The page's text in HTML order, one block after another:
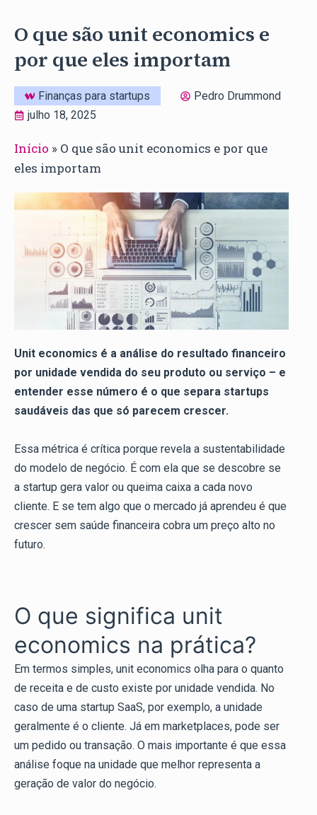
O que são unit economics e
por que eles importam
Finanças para startups
Pedro Drummond
julho 18, 2025
Início » O que são unit economics e por que
eles importam
Unit economics é a análise do resultado financeiro
por unidade vendida do seu produto ou serviço – e
entender esse número é o que separa startups
saudáveis das que só parecem crescer.
Essa métrica é crítica porque revela a sustentabilidade
do modelo de negócio. É com ela que se descobre se
a startup gera valor ou queima caixa a cada novo
cliente. E se tem algo que o mercado já aprendeu é que
crescer sem saúde financeira cobra um preço alto no
futuro.
O que significa unit
economics na prática?
Em termos simples, unit economics olha para o quanto
de receita e de custo existe por unidade vendida. No
caso de uma startup SaaS, por exemplo, a unidade
geralmente é o cliente. Já em marketplaces, pode ser
um pedido ou transação. O mais importante é que essa
análise foque na unidade que melhor representa a
geração de valor do negócio.